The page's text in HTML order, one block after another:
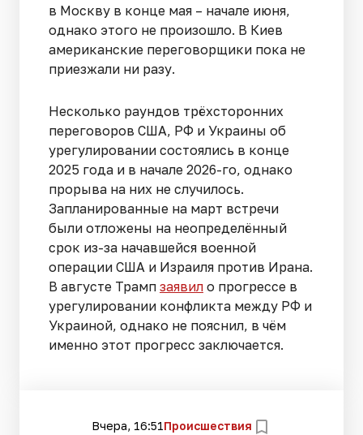
в Москву в конце мая – начале июня,
однако этого не произошло. В Киев
американские переговорщики пока не
приезжали ни разу.
Несколько раундов трёхсторонних
переговоров США, РФ и Украины об
урегулировании состоялись в конце
2025 года и в начале 2026-го, однако
прорыва на них не случилось.
Запланированные на март встречи
были отложены на неопределённый
срок из-за начавшейся военной
операции США и Израиля против Ирана.
В августе Трамп заявил о прогрессе в
урегулировании конфликта между РФ и
Украиной, однако не пояснил, в чём
именно этот прогресс заключается.
Вчера, 16:51Происшествия